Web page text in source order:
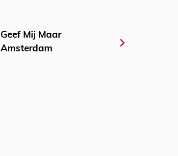
Geef Mij Maar
Amsterdam